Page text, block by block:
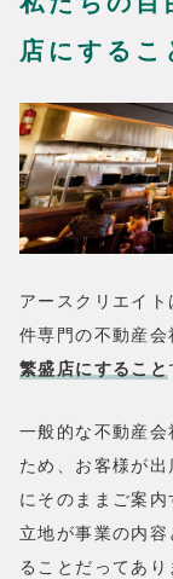
店にするこ
アースクリエイ
件専門の不動産会
繁盛店にすること
一般的な不動産
ため、お客様が
にそのままご案
立地が事業の内
ることだってあり